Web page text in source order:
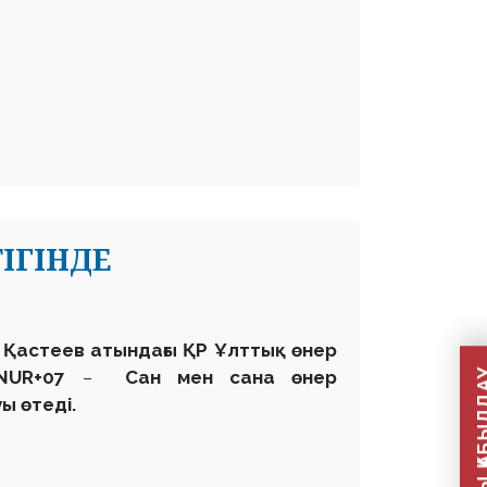
Қастеев атындағы ҚР Ұлттық өнер
– Сан мен сана өнер
өтеді.